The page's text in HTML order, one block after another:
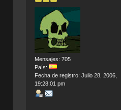
Mensajes: 705
País:
Fecha de registro: Julio 28, 2006,
19:28:01 pm